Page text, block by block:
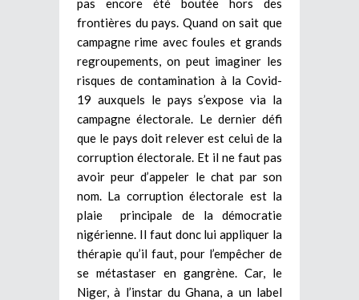
frontières du pays. Quand on sait que
campagne rime avec foules et grands
regroupements, on peut imaginer les
risques de contamination à la Covid-
19 auxquels le pays s’expose via la
campagne électorale. Le dernier défi
que le pays doit relever est celui de la
corruption électorale. Et il ne faut pas
avoir peur d’appeler le chat par son
nom. La corruption électorale est la
plaie principale de la démocratie
nigérienne. Il faut donc lui appliquer la
thérapie qu’il faut, pour l’empêcher de
se métastaser en gangrène. Car, le
Niger, à l’instar du Ghana, a un label